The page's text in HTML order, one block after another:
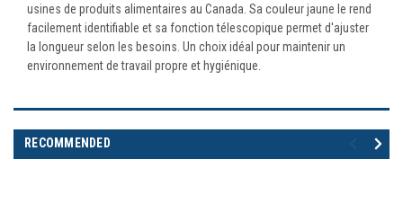
usines de produits alimentaires au Canada. Sa couleur jaune le rend
facilement identifiable et sa fonction télescopique permet d'ajuster
la longueur selon les besoins. Un choix idéal pour maintenir un
environnement de travail propre et hygiénique.
RECOMMENDED